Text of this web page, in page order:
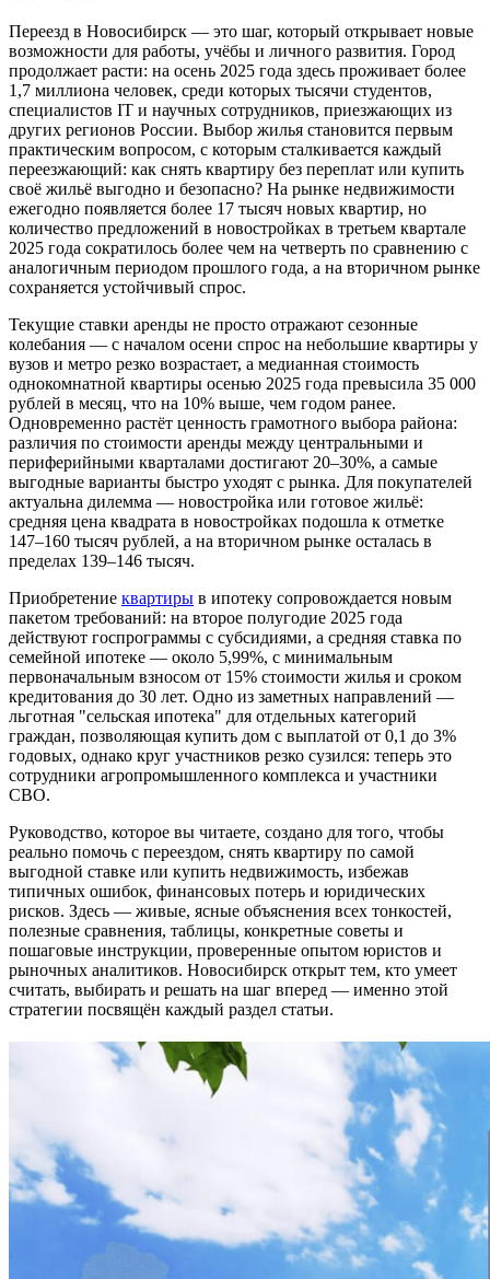
Переезд в Новосибирск — это шаг, который открывает новые
возможности для работы, учёбы и личного развития. Город
продолжает расти: на осень 2025 года здесь проживает более
1,7 миллиона человек, среди которых тысячи студентов,
специалистов IT и научных сотрудников, приезжающих из
других регионов России. Выбор жилья становится первым
практическим вопросом, с которым сталкивается каждый
переезжающий: как снять квартиру без переплат или купить
своё жильё выгодно и безопасно? На рынке недвижимости
ежегодно появляется более 17 тысяч новых квартир, но
количество предложений в новостройках в третьем квартале
2025 года сократилось более чем на четверть по сравнению с
аналогичным периодом прошлого года, а на вторичном рынке
сохраняется устойчивый спрос.
Текущие ставки аренды не просто отражают сезонные
колебания — с началом осени спрос на небольшие квартиры у
вузов и метро резко возрастает, а медианная стоимость
однокомнатной квартиры осенью 2025 года превысила 35 000
рублей в месяц, что на 10% выше, чем годом ранее.
Одновременно растёт ценность грамотного выбора района:
различия по стоимости аренды между центральными и
периферийными кварталами достигают 20–30%, а самые
выгодные варианты быстро уходят с рынка. Для покупателей
актуальна дилемма — новостройка или готовое жильё:
средняя цена квадрата в новостройках подошла к отметке
147–160 тысяч рублей, а на вторичном рынке осталась в
пределах 139–146 тысяч.
Приобретение квартиры в ипотеку сопровождается новым
пакетом требований: на второе полугодие 2025 года
действуют госпрограммы с субсидиями, а средняя ставка по
семейной ипотеке — около 5,99%, с минимальным
первоначальным взносом от 15% стоимости жилья и сроком
кредитования до 30 лет. Одно из заметных направлений —
льготная "сельская ипотека" для отдельных категорий
граждан, позволяющая купить дом с выплатой от 0,1 до 3%
годовых, однако круг участников резко сузился: теперь это
сотрудники агропромышленного комплекса и участники
СВО.
Руководство, которое вы читаете, создано для того, чтобы
реально помочь с переездом, снять квартиру по самой
выгодной ставке или купить недвижимость, избежав
типичных ошибок, финансовых потерь и юридических
рисков. Здесь — живые, ясные объяснения всех тонкостей,
полезные сравнения, таблицы, конкретные советы и
пошаговые инструкции, проверенные опытом юристов и
рыночных аналитиков. Новосибирск открыт тем, кто умеет
считать, выбирать и решать на шаг вперед — именно этой
стратегии посвящён каждый раздел статьи.